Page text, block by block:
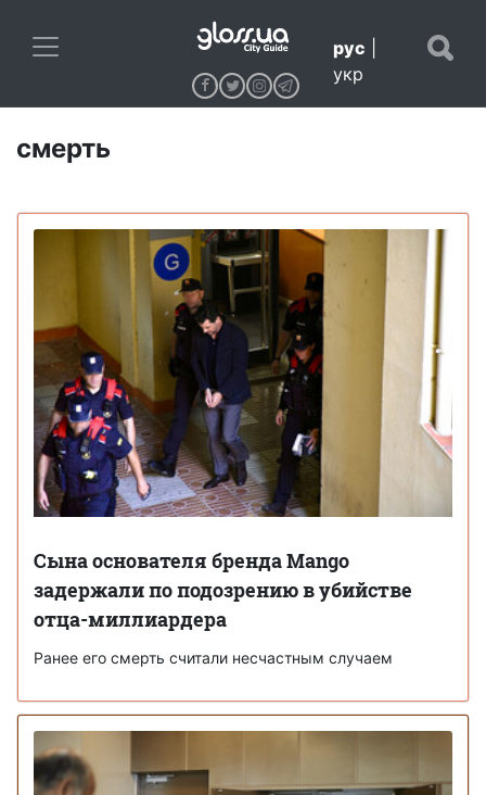
рус
укр
смерть
Сына основателя бренда Mango
задержали по подозрению в убийстве
отца-миллиардера
Ранее его смерть считали несчастным случаем